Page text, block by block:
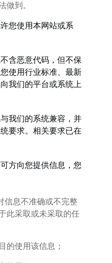
做到。
您使用本网站或系
含恶意代码，但不保
使用行业标准、最新
我们的平台或系统上
我们的系统兼容，并
要求。相关要求已在
方向您提供信息，您
信息不准确或不完整
此采取或未采取的任
的使用该信息；